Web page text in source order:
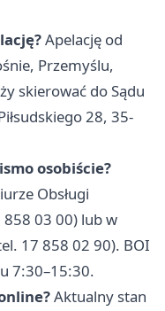
Apelację od
Przemyślu,
skierować do Sądu
28, 35-
osobiście?
Obsługi
03 00) lub w
17 858 02 90). BOI
7:30–15:30.
Aktualny stan